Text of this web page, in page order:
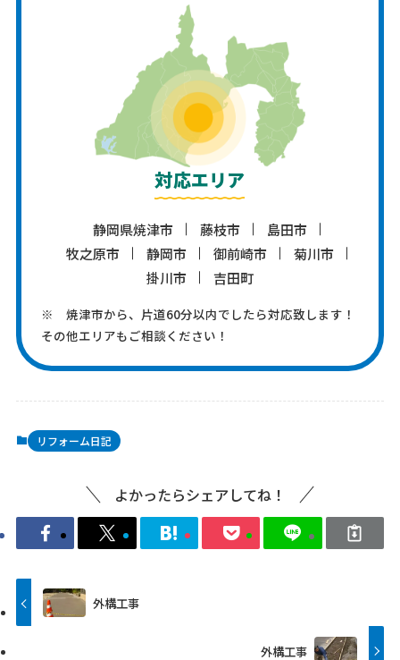
対応エリア
静岡県焼津市 藤枝市
島田市
牧之原市
静岡市 御前崎市
菊川市
掛川市
吉田町
※ 焼津市から、片道60分以内でしたら対応致します！
その他エリアもご相談ください！
リフォーム日記
よかったらシェアしてね！
外構工事
外構工事